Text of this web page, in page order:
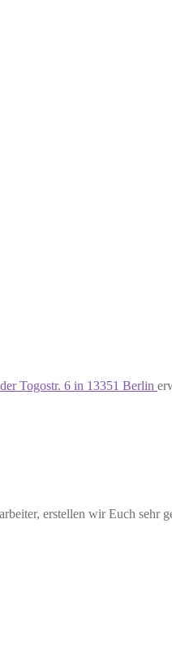
Togostr. 6 in 13351 Berlin
erstellen wir Euch sehr